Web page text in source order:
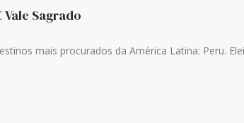
Vale Sagrado
mais procurados da América Latina: Peru.